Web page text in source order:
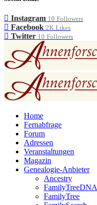
Instagram 10 Followers
Facebook 2K Likes
Twitter 10 Followers
Home
Fernabfrage
Forum
Adressen
Veranstaltungen
Magazin
Genealogie-Anbieter
Ancestry
FamilyTreeDNA
FamilyTree